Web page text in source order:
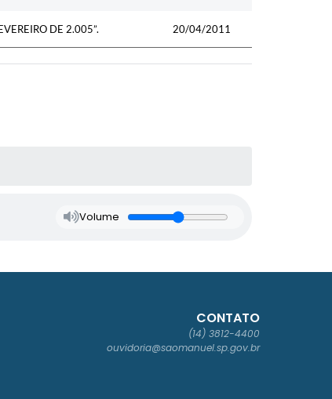
DE 2.005”. 20/04/2011
Volume
CONTATO
(14) 3812-4400
ouvidoria@saomanuel.sp.gov.br